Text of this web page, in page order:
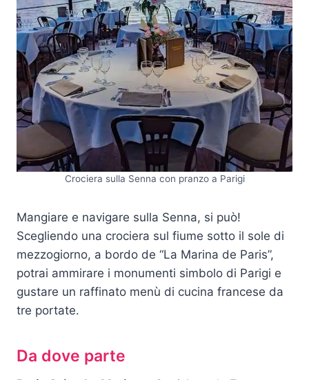
Crociera sulla Senna con pranzo a Parigi
Mangiare e navigare sulla Senna, si può!
Scegliendo una crociera sul fiume sotto il sole di
mezzogiorno, a bordo de “La Marina de Paris”,
potrai ammirare i monumenti simbolo di Parigi e
gustare un raffinato menù di cucina francese da
tre portate.
Da dove parte